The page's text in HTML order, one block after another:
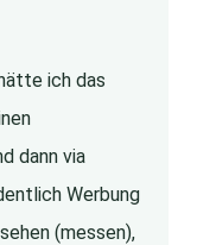
ich das
dann via
Werbung
(messen),